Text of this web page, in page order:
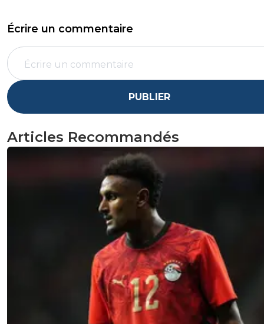
Écrire un commentaire
PUBLIER
Articles Recommandés